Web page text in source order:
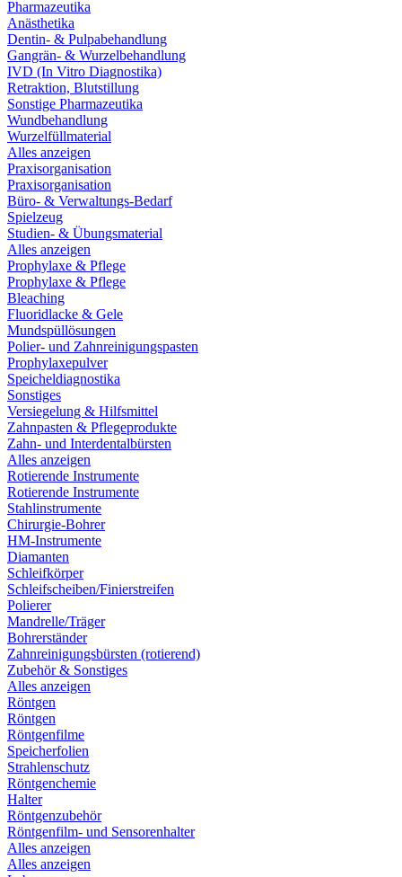
Pharmazeutika
Anästhetika
Dentin- & Pulpabehandlung
Gangrän- & Wurzelbehandlung
IVD (In Vitro Diagnostika)
Retraktion, Blutstillung
Sonstige Pharmazeutika
Wundbehandlung
Wurzelfüllmaterial
Alles anzeigen
Praxisorganisation
Praxisorganisation
Büro- & Verwaltungs-Bedarf
Spielzeug
Studien- & Übungsmaterial
Alles anzeigen
Prophylaxe & Pflege
Prophylaxe & Pflege
Bleaching
Fluoridlacke & Gele
Mundspüllösungen
Polier- und Zahnreinigungspasten
Prophylaxepulver
Speicheldiagnostika
Sonstiges
Versiegelung & Hilfsmittel
Zahnpasten & Pflegeprodukte
Zahn- und Interdentalbürsten
Alles anzeigen
Rotierende Instrumente
Rotierende Instrumente
Stahlinstrumente
Chirurgie-Bohrer
HM-Instrumente
Diamanten
Schleifkörper
Schleifscheiben/Finierstreifen
Polierer
Mandrelle/Träger
Bohrerständer
Zahnreinigungsbürsten (rotierend)
Zubehör & Sonstiges
Alles anzeigen
Röntgen
Röntgen
Röntgenfilme
Speicherfolien
Strahlenschutz
Röntgenchemie
Halter
Röntgenzubehör
Röntgenfilm- und Sensorenhalter
Alles anzeigen
Alles anzeigen